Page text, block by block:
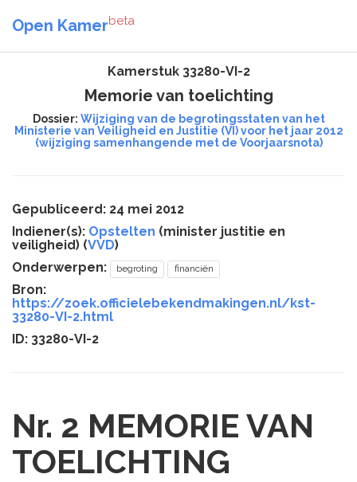
Open Kamerbeta
Kamerstuk 33280-VI-2
Memorie van toelichting
Dossier: Wijziging van de begrotingsstaten van het
Ministerie van Veiligheid en Justitie (VI) voor het jaar 2012
(wijziging samenhangende met de Voorjaarsnota)
Gepubliceerd: 24 mei 2012
Indiener(s): Opstelten (minister justitie en
veiligheid) (VVD)
Onderwerpen:
begroting financiën
Bron:
https://zoek.officielebekendmakingen.nl/kst-
33280-VI-2.html
ID: 33280-VI-2
Nr. 2 MEMORIE VAN
TOELICHTING